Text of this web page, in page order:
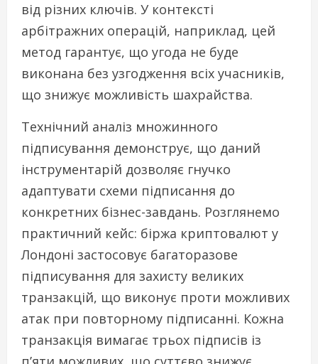
від різних ключів. У контексті
арбітражних операцій, наприклад, цей
метод гарантує, що угода не буде
виконана без узгодження всіх учасників,
що знижує можливість шахрайства.
Технічний аналіз множинного
підписування демонструє, що даний
інструментарій дозволяє гнучко
адаптувати схеми підписання до
конкретних бізнес-завдань. Розглянемо
практичний кейс: біржа криптовалют у
Лондоні застосовує багаторазове
підписування для захисту великих
транзакцій, що виконує проти можливих
атак при повторному підписанні. Кожна
транзакція вимагає трьох підписів із